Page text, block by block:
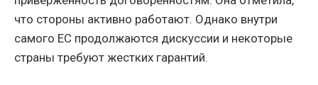
что стороны активно работают. Однако внутри
самого ЕС продолжаются дискуссии и некоторые
страны требуют жестких гарантий.